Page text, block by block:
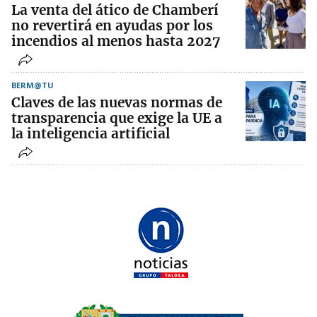
La venta del ático de Chamberí
no revertirá en ayudas por los
incendios al menos hasta 2027
BERM@TU
Claves de las nuevas normas de
transparencia que exige la UE a
la inteligencia artificial